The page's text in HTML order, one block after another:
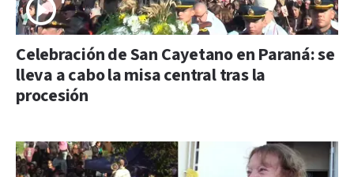
Celebración de San Cayetano en Paraná: se
lleva a cabo la misa central tras la
procesión